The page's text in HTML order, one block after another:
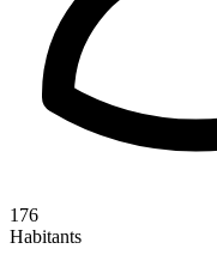
176
Habitants